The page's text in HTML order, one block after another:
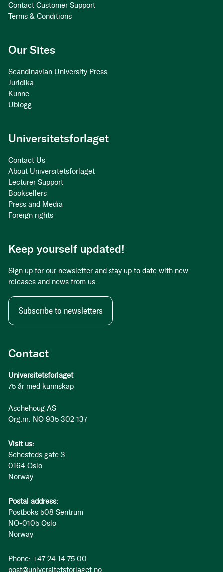
Contact
Universitetsforlaget
75 år med kunnskap
Aschehoug AS
Org.nr: NO 935 302 137
Visit us:
Sehesteds gate 3
0164 Oslo
Norway
Postal address:
Postboks 508 Sentrum
NO-0105 Oslo
Norway
Phone: +47 24 14 75 00
post@universitetsforlaget.no
Contact Customer Support
Terms & Conditions
Our Sites
Scandinavian University Press
Juridika
Kunne
Ublogg
Universitetsforlaget
Contact Us
About Universitetsforlaget
Lecturer Support
Booksellers
Press and Media
Foreign rights
Keep yourself updated!
Sign up for our newsletter and stay up to date with new
releases and news from us.
Subscribe to newsletters